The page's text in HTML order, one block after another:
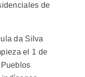
de
da Silva
el 1 de